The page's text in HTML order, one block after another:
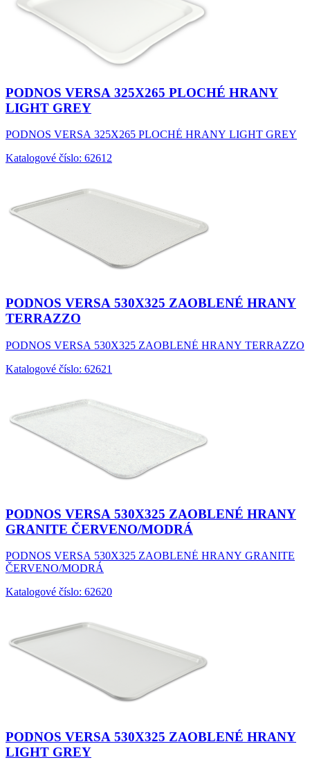
PODNOS VERSA 325X265 PLOCHÉ HRANY
LIGHT GREY
PODNOS VERSA 325X265 PLOCHÉ HRANY LIGHT GREY
Katalogové číslo: 62612
PODNOS VERSA 530X325 ZAOBLENÉ HRANY
TERRAZZO
PODNOS VERSA 530X325 ZAOBLENÉ HRANY TERRAZZO
Katalogové číslo: 62621
PODNOS VERSA 530X325 ZAOBLENÉ HRANY
GRANITE ČERVENO/MODRÁ
PODNOS VERSA 530X325 ZAOBLENÉ HRANY GRANITE
ČERVENO/MODRÁ
Katalogové číslo: 62620
PODNOS VERSA 530X325 ZAOBLENÉ HRANY
LIGHT GREY